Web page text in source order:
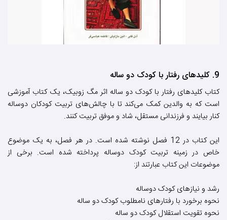
9. کلیدهای رفتار با کودک دو ساله
کتاب کلیدهای رفتار با کودک دو ساله اثر مگ زوبیک، یک کتاب آموزشی
است که به والدین کمک می‌کند تا با چالش‌های تربیت کودکان دوساله
کنار بیایند و فرزندانی مستقل، شاد و موفق تربیت کنند.
این کتاب در 12 فصل نوشته شده است. در هر فصل، به یک موضوع
خاص در زمینه تربیت کودک دوساله پرداخته شده است. برخی از
موضوعات این کتاب عبارتند از:
رشد و نیازهای کودک دوساله
نحوه برخورد با رفتارهای نامطلوب کودک دو ساله
نحوه تقویت استقلال کودک دو ساله